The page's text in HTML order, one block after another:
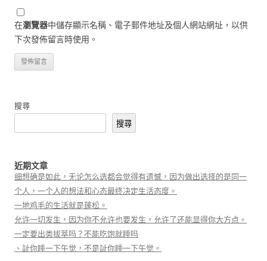
在瀏覽器中儲存顯示名稱、電子郵件地址及個人網站網址，以供
下次發佈留言時使用。
搜尋
搜尋
近期文章
细想确是如此，无论怎么选都会觉得有遗憾，因为做出选择的是同一
个人，一个人的想法和心态最终决定生活态度。
一地鸡毛的生活就是蓬松。
允许一切发生，因为你不允许也要发生，允许了还能显得你大方点。
一定要出类拔萃吗？不能吃饱就睡吗
、訨你睡一下午觉，不是訨你睡一下午觉。